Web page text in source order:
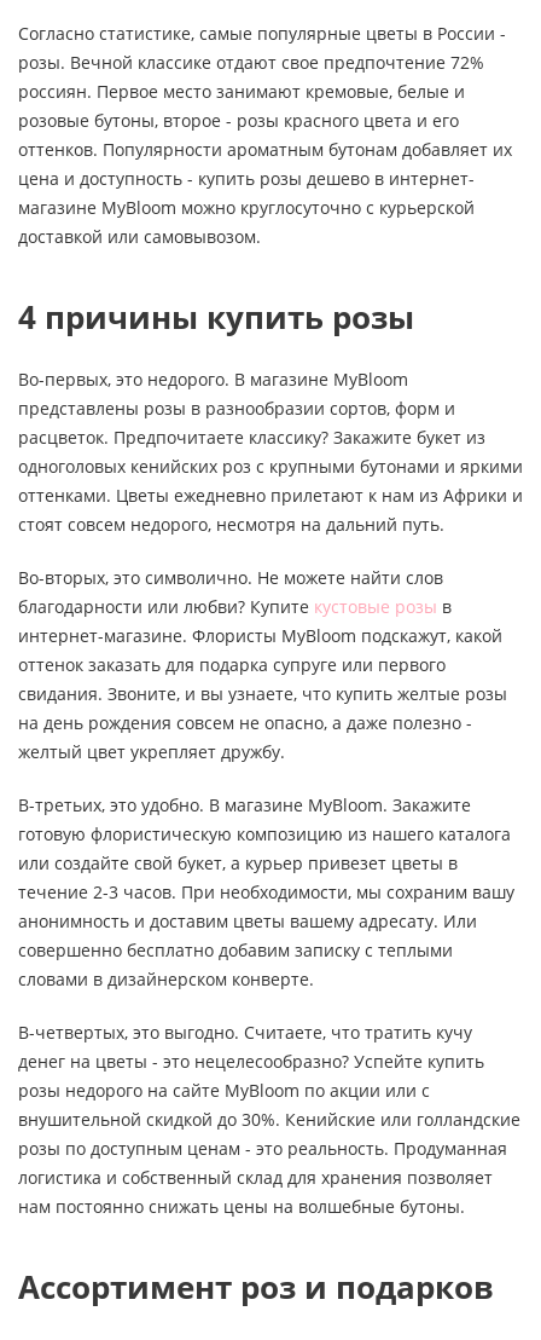
Согласно статистике, самые популярные цветы в России -
розы. Вечной классике отдают свое предпочтение 72%
россиян. Первое место занимают кремовые, белые и
розовые бутоны, второе - розы красного цвета и его
оттенков. Популярности ароматным бутонам добавляет их
цена и доступность - купить розы дешево в интернет-
магазине MyBloom можно круглосуточно с курьерской
доставкой или самовывозом.
4 причины купить розы
Во-первых, это недорого. В магазине MyBloom
представлены розы в разнообразии сортов, форм и
расцветок. Предпочитаете классику? Закажите букет из
одноголовых кенийских роз с крупными бутонами и яркими
оттенками. Цветы ежедневно прилетают к нам из Африки и
стоят совсем недорого, несмотря на дальний путь.
Во-вторых, это символично. Не можете найти слов
благодарности или любви? Купите кустовые розы в
интернет-магазине. Флористы MyBloom подскажут, какой
оттенок заказать для подарка супруге или первого
свидания. Звоните, и вы узнаете, что купить желтые розы
на день рождения совсем не опасно, а даже полезно -
желтый цвет укрепляет дружбу.
В-третьих, это удобно. В магазине MyBloom. Закажите
готовую флористическую композицию из нашего каталога
или создайте свой букет, а курьер привезет цветы в
течение 2-3 часов. При необходимости, мы сохраним вашу
анонимность и доставим цветы вашему адресату. Или
совершенно бесплатно добавим записку с теплыми
словами в дизайнерском конверте.
В-четвертых, это выгодно. Считаете, что тратить кучу
денег на цветы - это нецелесообразно? Успейте купить
розы недорого на сайте MyBloom по акции или с
внушительной скидкой до 30%. Кенийские или голландские
розы по доступным ценам - это реальность. Продуманная
логистика и собственный склад для хранения позволяет
нам постоянно снижать цены на волшебные бутоны.
Ассортимент роз и подарков